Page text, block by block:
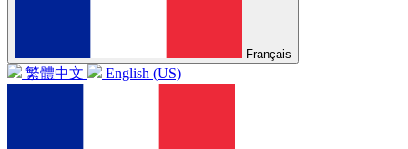
Français
繁體中文 English (US)